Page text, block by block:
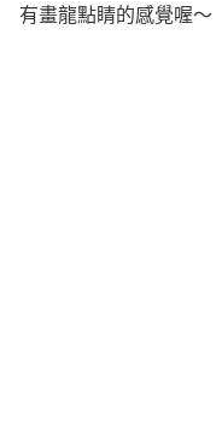
有畫龍點睛的感覺喔～